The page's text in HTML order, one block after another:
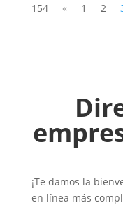
154
« 1 2
¡Te damos la
en línea más